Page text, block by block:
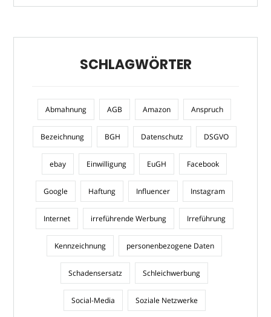
SCHLAGWÖRTER
Abmahnung AGB Amazon Anspruch
Bezeichnung BGH Datenschutz DSGVO
ebay Einwilligung EuGH Facebook
Google Haftung Influencer Instagram
Internet irreführende Werbung Irreführung
Kennzeichnung personenbezogene Daten
Schadensersatz Schleichwerbung
Social-Media Soziale Netzwerke